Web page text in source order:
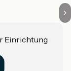
Einrichtung